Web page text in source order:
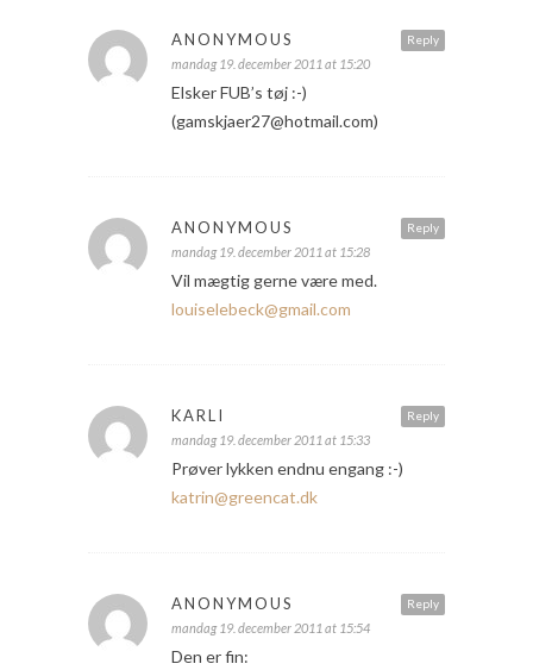
Reply
ANONYMOUS
mandag 19. december 2011 at 15:20
Elsker FUB’s tøj :-)
(gamskjaer27@hotmail.com)
Reply
ANONYMOUS
mandag 19. december 2011 at 15:28
Vil mægtig gerne være med.
louiselebeck@gmail.com
Reply
KARLI
mandag 19. december 2011 at 15:33
Prøver lykken endnu engang :-)
katrin@greencat.dk
Reply
ANONYMOUS
mandag 19. december 2011 at 15:54
Den er fin: